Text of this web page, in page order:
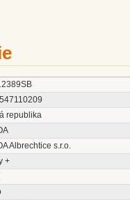
republika
Albrechtice s.r.o.
+